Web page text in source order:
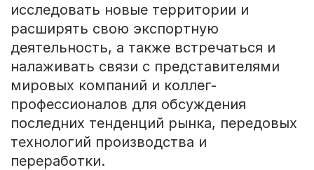
исследовать новые территории и
расширять свою экспортную
деятельность, а также встречаться и
налаживать связи с представителями
мировых компаний и коллег-
профессионалов для обсуждения
последних тенденций рынка, передовых
технологий производства и
переработки.